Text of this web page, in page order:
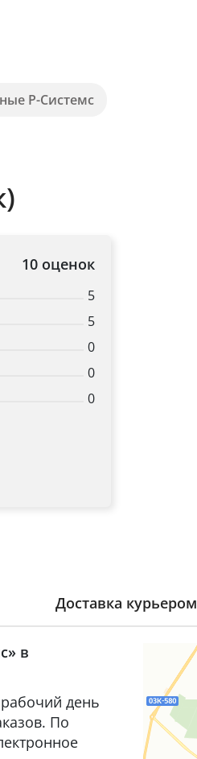
Р-Системс
10 оценок
5
5
0
0
0
Доставка курьером
в
день
По